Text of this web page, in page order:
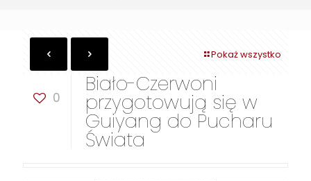
Pokaż wszystko
0
Biało-Czerwoni
przygotowują się w
Guiyang do Pucharu
Świata